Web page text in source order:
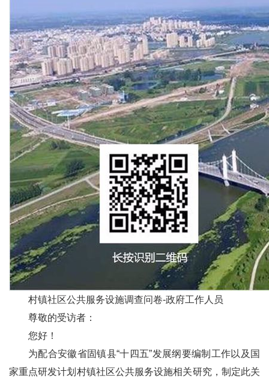
村镇社区公共服务设施调查问卷-政府工作人员
尊敬的受访者：
您好！
为配合安徽省固镇县“十四五”发展纲要编制工作以及国
家重点研发计划村镇社区公共服务设施相关研究，制定此关